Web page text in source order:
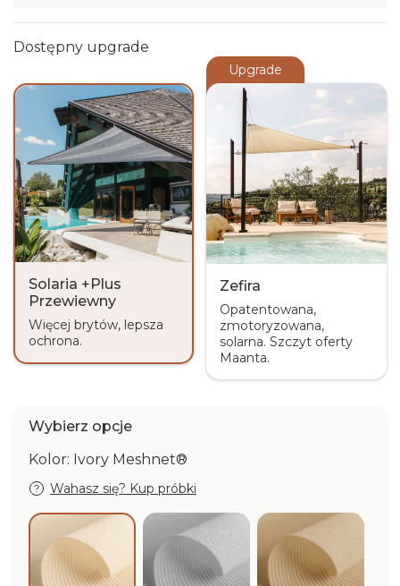
Dostępny upgrade
Solaria +Plus
Przewiewny
Więcej brytów, lepsza
ochrona.
Upgrade
Zefira
Opatentowana,
zmotoryzowana,
solarna. Szczyt oferty
Maanta.
Wybierz opcje
Kolor: Ivory Meshnet®
Wahasz się? Kup próbki
Ivory Meshnet®Cloud Meshnet®Beige